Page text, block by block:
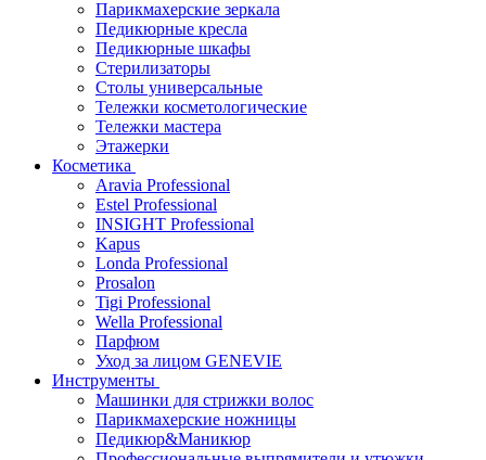
Парикмахерские зеркала
Педикюрные кресла
Педикюрные шкафы
Стерилизаторы
Столы универсальные
Тележки косметологические
Тележки мастера
Этажерки
Косметика
Aravia Professional
Estel Professional
INSIGHT Professional
Kapus
Londa Professional
Prosalon
Tigi Professional
Wella Professional
Парфюм
Уход за лицом GENEVIE
Инструменты
Машинки для стрижки волос
Парикмахерские ножницы
Педикюр&Маникюр